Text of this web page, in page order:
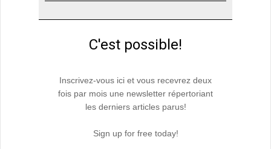
C'est possible!
Inscrivez-vous ici et vous recevrez deux
fois par mois une newsletter répertoriant
les derniers articles parus!
Sign up for free today!